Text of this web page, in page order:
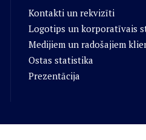
Kontakti un rekvizīti
Logotips un korporatīvais
Medijiem un radošajiem
Ostas statistika
Prezentācija